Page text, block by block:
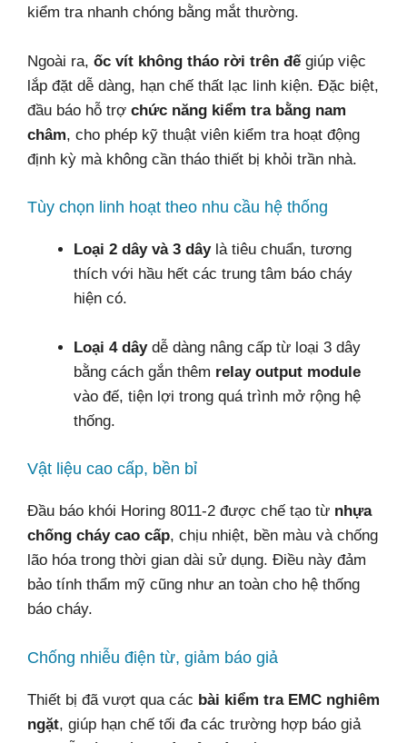
kiểm tra nhanh chóng bằng mắt thường.
Ngoài ra, ốc vít không tháo rời trên đếgiúp việc
lắp đặt dễ dàng, hạn chế thất lạc linh kiện. Đặc biệt,
đầu báo hỗ trợ chức năng kiểm tra bằng nam
châm, cho phép kỹ thuật viên kiểm tra hoạt động
định kỳ mà không cần tháo thiết bị khỏi trần nhà.
Tùy chọn linh hoạt theo nhu cầu hệ thống
Loại 2 dây và 3 dâylà tiêu chuẩn, tương
thích với hầu hết các trung tâm báo cháy
hiện có.
Loại 4 dâydễ dàng nâng cấp từ loại 3 dây
bằng cách gắn thêm relay output module
vào đế, tiện lợi trong quá trình mở rộng hệ
thống.
Vật liệu cao cấp, bền bỉ
Đầu báo khói Horing 8011-2 được chế tạo từ nhựa
chống cháy cao cấp, chịu nhiệt, bền màu và chống
lão hóa trong thời gian dài sử dụng. Điều này đảm
bảo tính thẩm mỹ cũng như an toàn cho hệ thống
báo cháy.
Chống nhiễu điện từ, giảm báo giả
Thiết bị đã vượt qua các bài kiểm tra EMC nghiêm
ngặt, giúp hạn chế tối đa các trường hợp báo giả